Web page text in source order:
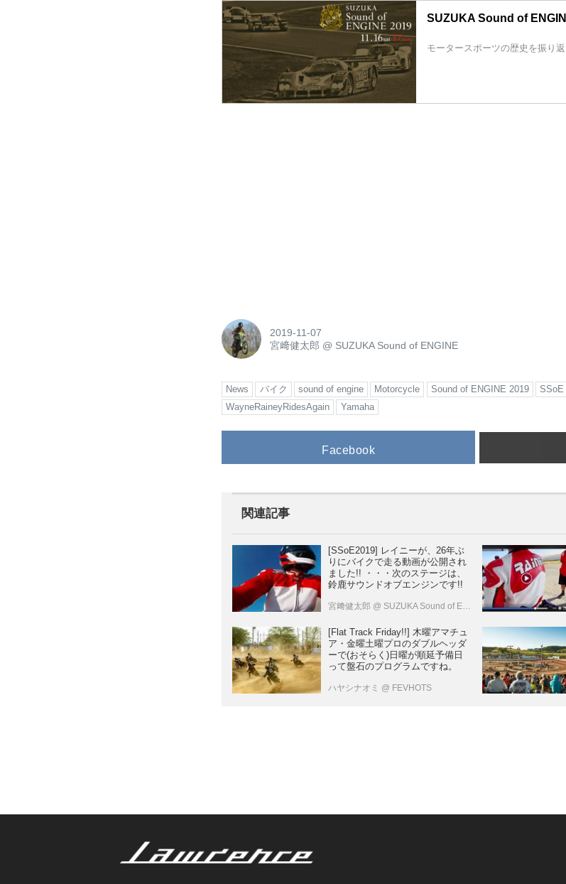
SUZUKA Sound of
モータースポーツの歴史を振り
2019-11-07
宮﨑健太郎 @ SUZUKA Sound of ENGINE
News バイク sound of engine Motorcycle Sound of ENGINE 2019 SSoE
WayneRaineyRidesAgain
Yamaha
Facebook
関連記事
[SSoE2019] レイニーが、26年ぶ
りにバイクで走る動画が公開され
ました!! ・・・次のステージは、
鈴鹿サウンドオブエンジンです!!
宮﨑健太郎 @ SUZUKA Sound of ENGINE
[Flat Track Friday!!] 木曜アマチュ
ア・金曜土曜プロのダブルヘッダ
ーで(おそらく)日曜が順延予備日
って盤石のプログラムですね。
ハヤシナオミ @ FEVHOTS